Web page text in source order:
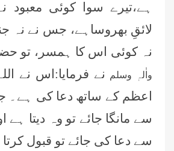
ہے،تیرے سوا کوئی معبود
لائقِ بھروساہے، جس نے نہ جنا
نہ کوئی اس کا ہمسر، تو
واٰلہٖ وسلم نے فرمایا:اس نے
اعظم کے ساتھ دعا کی
سے مانگا جائے تو وہ دیتا
سے دعا کی جائے تو قبول